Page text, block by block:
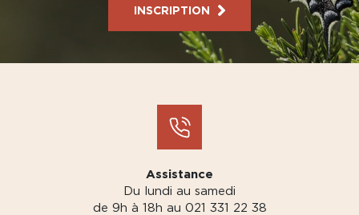
INSCRIPTION
Assistance
Du lundi au samedi
de 9h à 18h au 021 331 22 38